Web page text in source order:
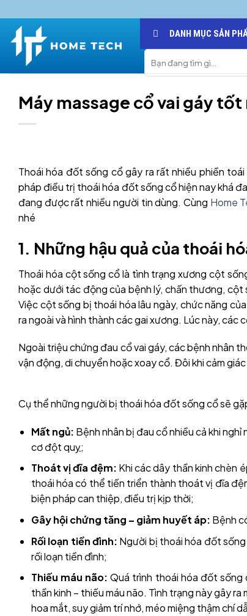
to
content
DANH MỤC SẢN
for:
Máy massage cổ vai gáy
Thoái hóa đốt sống cổ gây ra rất nhiều phiền
pháp điều trị thoái hóa đốt sống cổ hiện nay khá
đang được rất nhiều người tin dùng. Cùng Home
nhé
1. Những hậu quả của thoái
Thoái hóa cột sống cổ là tình trạng xương cột
hoặc dưới tác động của bệnh lý, chấn thương, cột
Việc cột sống bị thoái hóa lâu ngày, chức năng
ra ngoài và hình thành các gai xương. Lúc này,
Ngoài triệu chứng đau cổ vai gáy, các bệnh nhân
vận động, di chuyển hoặc xoay cổ. Đôi khi cảm
Cụ thể những người bị thoái hóa đốt sống cổ sẽ
Mất ngủ: Bệnh nhân bị đau cổ nhiều cả khi
cơ đột quỵ;
Thoát vị đĩa đệm: Khi các dây thần kinh chèn
thoái hóa có thể tiến triển thành thoát vị đĩa
biện pháp can thiệp, điều trị kịp thời;
Gây hội chứng tăng – giảm huyết áp: Bệnh
Rối loạn tiền đình: Người bị thoái hóa đốt
rối loạn tiền đình;
Thiếu máu não: Quá trình thoái hóa đốt
thần kinh – thiếu máu não. Tình trạng này gây
hoa mắt, suy giảm trí nhớ, méo miệng thậm chí